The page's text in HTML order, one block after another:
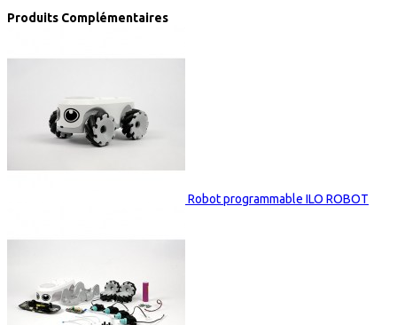
Produits Complémentaires
Robot programmable ILO ROBOT